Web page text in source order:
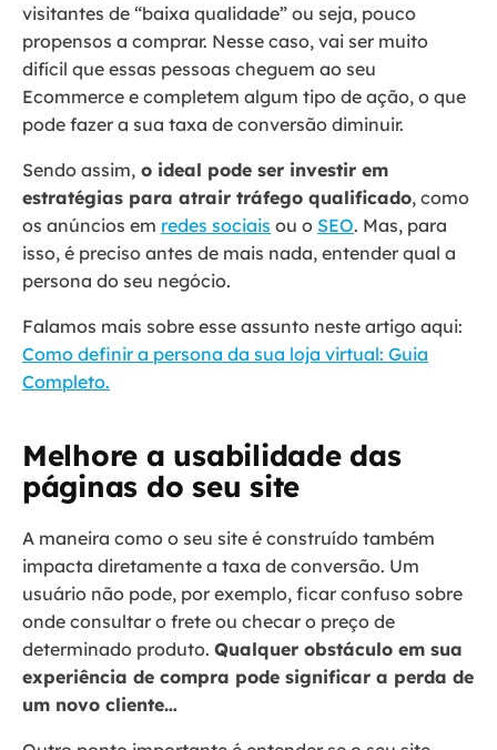
visitantes de “baixa qualidade” ou seja, pouco
propensos a comprar. Nesse caso, vai ser muito
difícil que essas pessoas cheguem ao seu
Ecommerce e completem algum tipo de ação, o que
pode fazer a sua taxa de conversão diminuir.
Sendo assim, o ideal pode ser investir em
estratégias para atrair tráfego qualificado, como
os anúncios em redes sociais ou o SEO. Mas, para
isso, é preciso antes de mais nada, entender qual a
persona do seu negócio.
Falamos mais sobre esse assunto neste artigo aqui:
Como definir a persona da sua loja virtual: Guia
Completo.
Melhore a usabilidade das
páginas do seu site
A maneira como o seu site é construído também
impacta diretamente a taxa de conversão. Um
usuário não pode, por exemplo, ficar confuso sobre
onde consultar o frete ou checar o preço de
determinado produto. Qualquer obstáculo em sua
experiência de compra pode significar a perda de
um novo cliente…